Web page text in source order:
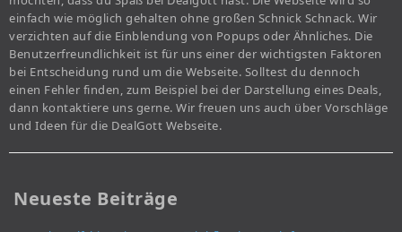
einfach wie möglich gehalten ohne großen Schnick Schnack. Wir
verzichten auf die Einblendung von Popups oder Ähnliches. Die
Benutzerfreundlichkeit ist für uns einer der wichtigsten Faktoren
bei Entscheidung rund um die Webseite. Solltest du dennoch
einen Fehler finden, zum Beispiel bei der Darstellung eines Deals,
dann kontaktiere uns gerne. Wir freuen uns auch über Vorschläge
und Ideen für die DealGott Webseite.
Neueste Beiträge